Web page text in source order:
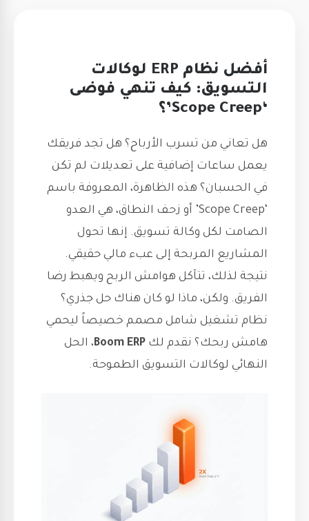
أفضل نظام ERP لوكالات
التسويق: كيف تنهي فوضى
‘Scope Creep’؟
هل تعاني من تسرب الأرباح؟ هل تجد فريقك
يعمل ساعات إضافية على تعديلات لم تكن
في الحسبان؟ هذه الظاهرة، المعروفة باسم
‘Scope Creep’ أو زحف النطاق، هي العدو
الصامت لكل وكالة تسويق. إنها تحول
المشاريع المربحة إلى عبء مالي حقيقي.
نتيجة لذلك، تتآكل هوامش الربح ويهبط رضا
الفريق. ولكن، ماذا لو كان هناك حل جذري؟
نظام تشغيل شامل مصمم خصيصاً ليحمي
هامش ربحك؟ نقدم لك Boom ERP، الحل
النهائي لوكالات التسويق الطموحة.